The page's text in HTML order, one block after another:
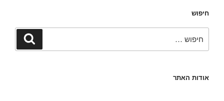
חיפוש
חיפוש
אודות האתר